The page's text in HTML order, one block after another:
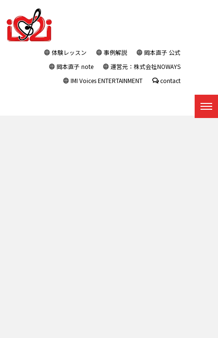
体験レッスン 事例解説
岡本直子 公式
岡本直子 note
運営元：株式会社NOWAYS
IMI Voices ENTERTAINMENT
contact